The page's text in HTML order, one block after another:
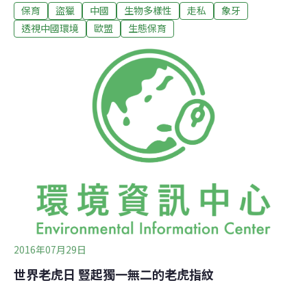
非法）象牙市場，中國去年宣布將禁止國內的商業象牙銷
售，但並未公佈時間表。 當時，野生動物保護者將這一承
們一直敦促中國政府付諸行動。
保育 盜獵 中國 生物多樣性 走私
象牙
透視中國環境
歐盟 生態保育
2016年07月29日
世界老虎日 豎起獨一無二的老虎指紋